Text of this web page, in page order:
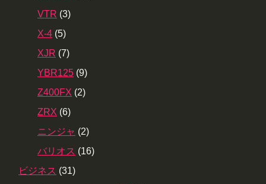
VTR (3)
X-4 (5)
XJR (7)
YBR125 (9)
Z400FX (2)
ZRX (6)
ニンジャ (2)
バリオス (16)
ビジネス (31)